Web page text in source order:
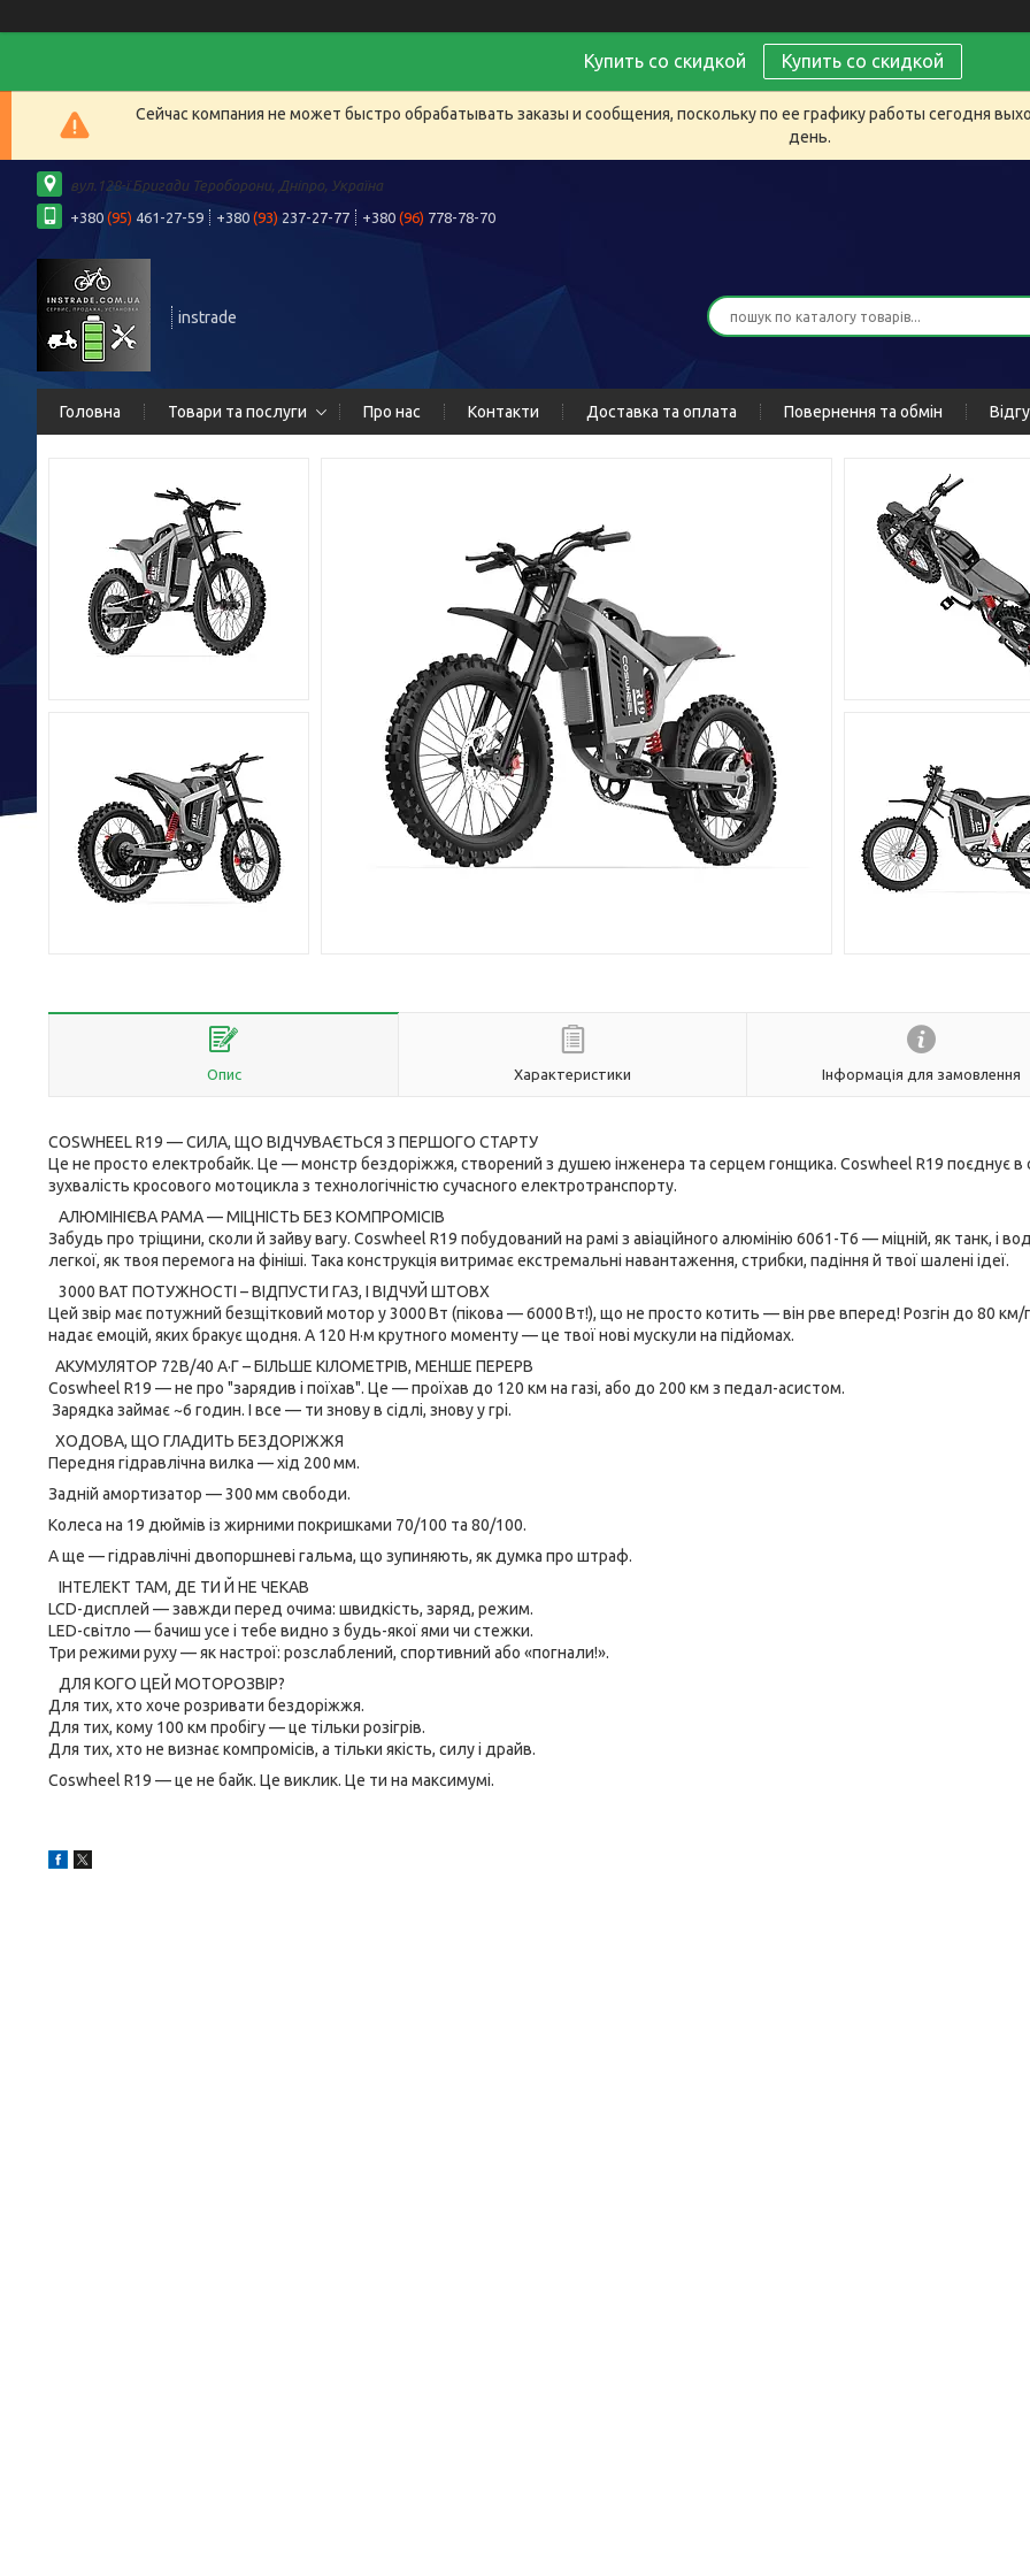
Купить со скидкой Купить со скидкой
Сейчас компания не может быстро обрабатывать заказы и сообщения, поскольку по ее графику работы сегодня
день.
вул.128-ї Бригади Тероборони, Дніпро, Україна
+380 (95) 461-27-59 +380 (93) 237-27-77 +380 (96) 778-78-70
instrade
Головна Товари та послуги Про нас Контакти Доставка та оплата Повернення та обмін
Опис Характеристики Інформація для замовлення
COSWHEEL R19 — СИЛА, ЩО ВІДЧУВАЄТЬСЯ З ПЕРШОГО СТАРТУ
Це не просто електробайк. Це — монстр бездоріжжя, створений з душею інженера та серцем гонщика. Coswheel R19 поєднує в
зухвалість кросового мотоцикла з технологічністю сучасного електротранспорту.
АЛЮМІНІЄВА РАМА — МІЦНІСТЬ БЕЗ КОМПРОМІСІВ
Забудь про тріщини, сколи й зайву вагу. Coswheel R19 побудований на рамі з авіаційного алюмінію 6061-T6 — міцній, як танк, і
легкої, як твоя перемога на фініші. Така конструкція витримає екстремальні навантаження, стрибки, падіння й твої шалені ідеї.
3000 ВАТ ПОТУЖНОСТІ – ВІДПУСТИ ГАЗ, І ВІДЧУЙ ШТОВХ
Цей звір має потужний безщітковий мотор у 3000 Вт (пікова — 6000 Вт!), що не просто котить — він рве вперед! Розгін до 80 км/
надає емоцій, яких бракує щодня. А 120 Н·м крутного моменту — це твої нові мускули на підйомах.
АКУМУЛЯТОР 72В/40 А·Г – БІЛЬШЕ КІЛОМЕТРІВ, МЕНШЕ ПЕРЕРВ
Coswheel R19 — не про "зарядив і поїхав". Це — проїхав до 120 км на газі, або до 200 км з педал-асистом.
Зарядка займає ~6 годин. І все — ти знову в сідлі, знову у грі.
ХОДОВА, ЩО ГЛАДИТЬ БЕЗДОРІЖЖЯ
Передня гідравлічна вилка — хід 200 мм.
Задній амортизатор — 300 мм свободи.
Колеса на 19 дюймів із жирними покришками 70/100 та 80/100.
А ще — гідравлічні двопоршневі гальма, що зупиняють, як думка про штраф.
ІНТЕЛЕКТ ТАМ, ДЕ ТИ Й НЕ ЧЕКАВ
LCD-дисплей — завжди перед очима: швидкість, заряд, режим.
LED-світло — бачиш усе і тебе видно з будь-якої ями чи стежки.
Три режими руху — як настрої: розслаблений, спортивний або «погнали!».
ДЛЯ КОГО ЦЕЙ МОТОРОЗВІР?
Для тих, хто хоче розривати бездоріжжя.
Для тих, кому 100 км пробігу — це тільки розігрів.
Для тих, хто не визнає компромісів, а тільки якість, силу і драйв.
Coswheel R19 — це не байк. Це виклик. Це ти на максимумі.